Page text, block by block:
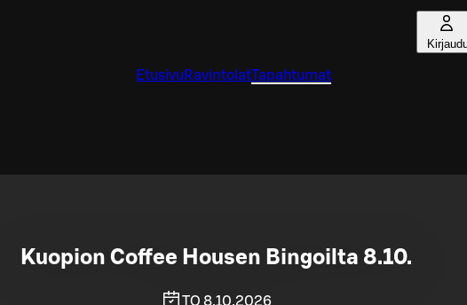
Etusivu RavintolatTapahtumat
Kuopion Coffee Housen Bingoilta 8.10.
TO 8.10.2026